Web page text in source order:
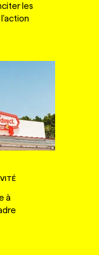
les
l'action
à